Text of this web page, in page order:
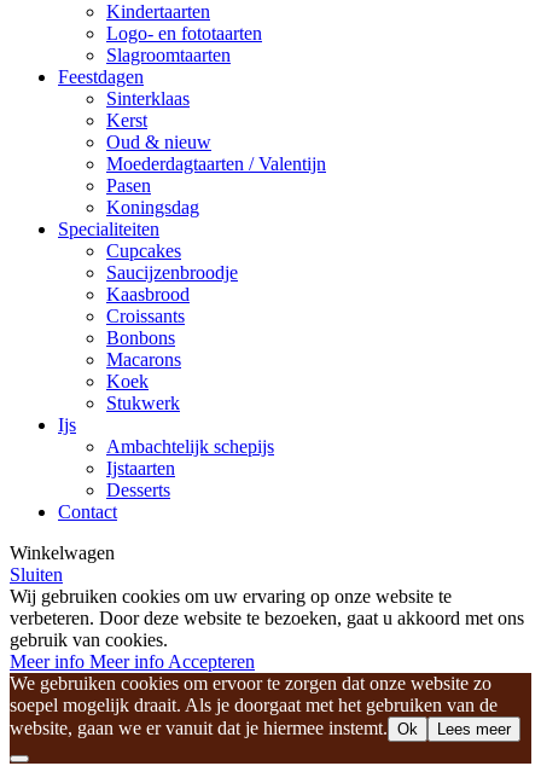
Kindertaarten
Logo- en fototaarten
Slagroomtaarten
Feestdagen
Sinterklaas
Kerst
Oud & nieuw
Moederdagtaarten / Valentijn
Pasen
Koningsdag
Specialiteiten
Cupcakes
Saucijzenbroodje
Kaasbrood
Croissants
Bonbons
Macarons
Koek
Stukwerk
Ijs
Ambachtelijk schepijs
Ijstaarten
Desserts
Contact
Winkelwagen
Sluiten
Wij gebruiken cookies om uw ervaring op onze website te
verbeteren. Door deze website te bezoeken, gaat u akkoord met ons
gebruik van cookies.
Meer info Meer info Accepteren
We gebruiken cookies om ervoor te zorgen dat onze website zo
soepel mogelijk draait. Als je doorgaat met het gebruiken van de
website, gaan we er vanuit dat je hiermee instemt. Ok Lees meer